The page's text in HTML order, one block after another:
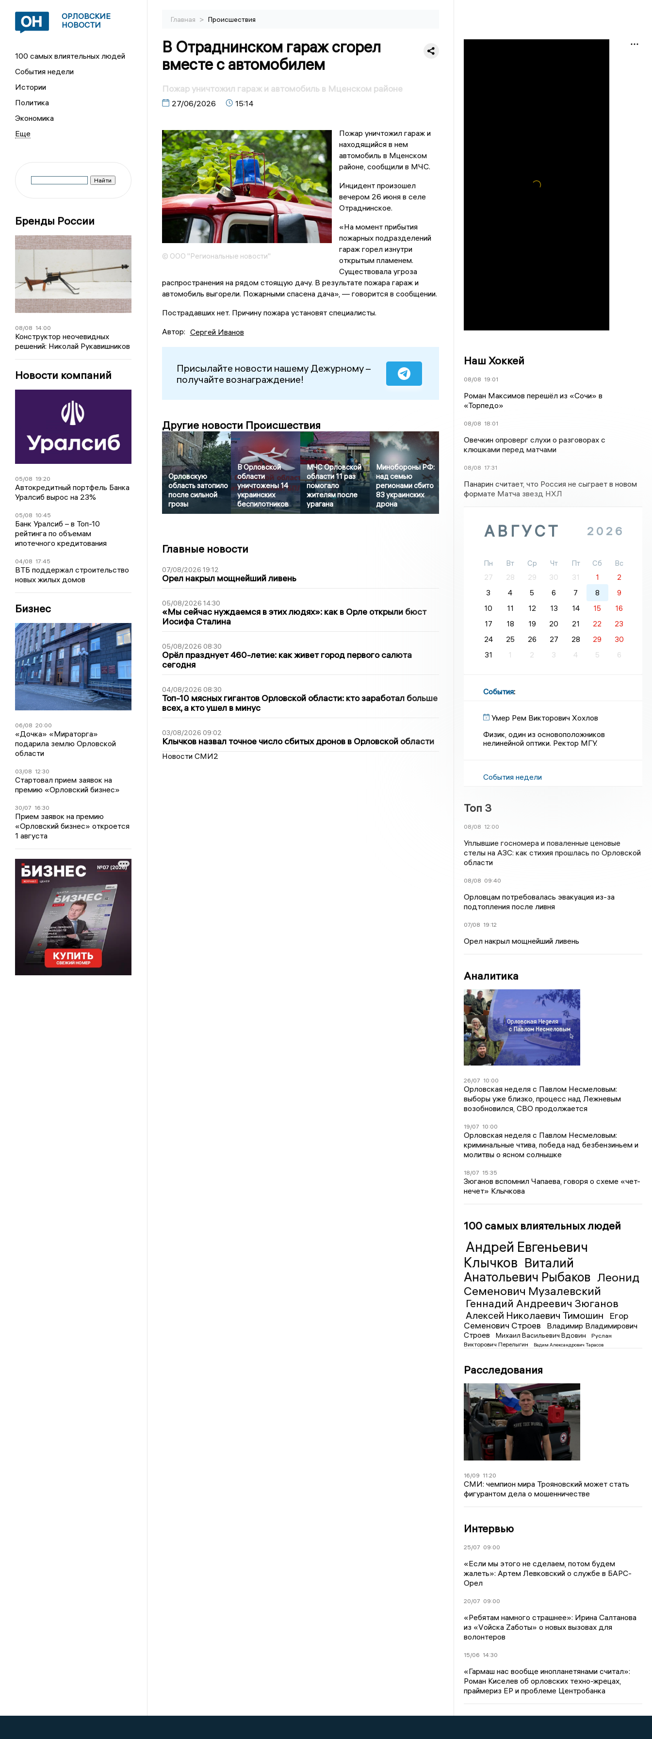
ОРЛОВСКИЕ
НОВОСТИ
100 самых влиятельных людей
События недели
Истории
Политика
Экономика
Бренды России
08/08 14:00
Конструктор неочевидных
решений: Николай Рукавишников
Новости компаний
05/08 19:20
Автокредитный портфель Банка
Уралсиб вырос на 23%
05/08 10:45
Банк Уралсиб – в Топ-10
рейтинга по объемам
ипотечного кредитования
04/08 17:45
ВТБ поддержал строительство
новых жилых домов
Бизнес
06/08 20:00
«Дочка» «Мираторга»
подарила землю Орловской
области
03/08 12:30
Стартовал прием заявок на
премию «Орловский бизнес»
30/07 16:30
Прием заявок на премию
«Орловский бизнес» откроется
1 августа
Главная > Происшествия
В Отраднинском гараж сгорел
вместе с автомобилем
Пожар уничтожил гараж и автомобиль в Мценском районе
27/06/2026 15:14
© ООО "Региональные новости"
Пожар уничтожил гараж и
находящийся в нем
автомобиль в Мценском
районе, сообщили в МЧС.
Инцидент произошел
вечером 26 июня в селе
Отраднинское.
«На момент прибытия
пожарных подразделений
гараж горел изнутри
открытым пламенем.
Существовала угроза
распространения на рядом стоящую дачу. В результате пожара гараж и
автомобиль выгорели. Пожарными спасена дача», — говорится в сообщении.
Пострадавших нет. Причину пожара установят специалисты.
Автор: Сергей Иванов
Присылайте новости нашему Дежурному –
получайте вознаграждение!
Другие новости Происшествия
Орловскую
область затопило
после сильной
грозы
В Орловской
области
уничтожены 14
украинских
беспилотников
МЧС Орловской
области 11 раз
помогало
жителям после
урагана
Минобороны РФ:
над семью
регионами сбито
83 украинских
дрона
Главные новости
07/08/2026 19:12
Орел накрыл мощнейший ливень
05/08/2026 14:30
«Мы сейчас нуждаемся в этих людях»: как в Орле открыли бюст
Иосифа Сталина
05/08/2026 08:30
Орёл празднует 460-летие: как живет город первого салюта
сегодня
04/08/2026 08:30
Топ-10 мясных гигантов Орловской области: кто заработал больше
всех, а кто ушел в минус
03/08/2026 09:02
Клычков назвал точное число сбитых дронов в Орловской области
Новости СМИ2
Наш Хоккей
08/08 19:01
Роман Максимов перешёл из «Сочи» в
«Торпедо»
08/08 18:01
Овечкин опроверг слухи о разговорах с
клюшками перед матчами
08/08 17:31
Панарин считает, что Россия не сыграет в новом
формате Матча звезд НХЛ
АВГУСТ 2026
Пн Вт Ср Чт Пт Сб
Вс
27
28 29 30 31 1
2
3
4 5 6 7 8
9
10
11 12 13 14 15
16
17
18 19 20 21 22
23
24
25 26 27 28 29
30
31
1 2 3 4 5 6
События:
Умер Рем Викторович Хохлов
Физик, один из основоположников
нелинейной оптики. Ректор МГУ.
События недели
Топ 3
08/08 12:00
Уплывшие госномера и поваленные ценовые
стелы на АЗС: как стихия прошлась по Орловской
области
08/08 09:40
Орловцам потребовалась эвакуация из-за
подтопления после ливня
07/08 19:12
Орел накрыл мощнейший ливень
Аналитика
26/07 10:00
Орловская неделя с Павлом Несмеловым:
выборы уже близко, процесс над Лежневым
возобновился, СВО продолжается
19/07 10:00
Орловская неделя с Павлом Несмеловым:
криминальные чтива, победа над безбензиньем и
молитвы о ясном солнышке
18/07 15:35
Зюганов вспомнил Чапаева, говоря о схеме «чет-
нечет» Клычкова
100 самых влиятельных людей
Андрей Евгеньевич
Клычков Виталий
Анатольевич Рыбаков Леонид
Семенович Музалевский
Геннадий Андреевич Зюганов
Алексей Николаевич Тимошин
Егор
Семенович Строев
Владимир Владимирович
Строев
Михаил Васильевич Вдовин
Руслан
Викторович Перелыгин
Вадим Александрович Тарасов
Расследования
16/09 11:20
СМИ: чемпион мира Трояновский может стать
фигурантом дела о мошенничестве
Интервью
25/07 09:00
«Если мы этого не сделаем, потом будем
жалеть»: Артем Левковский о службе в БАРС-
Орел
20/07 09:00
«Ребятам намного страшнее»: Ирина Салтанова
из «Vойска Zаботы» о новых вызовах для
волонтеров
15/06 14:30
«Гармаш нас вообще инопланетянами считал»:
Роман Киселев об орловских техно-жрецах,
праймериз ЕР и проблеме Центробанка